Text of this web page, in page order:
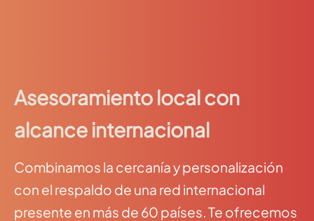
Asesoramiento local con
alcance internacional
Combinamos la cercanía y personalización
con el respaldo de una red internacional
presente en más de 60 países. Te ofrecemos